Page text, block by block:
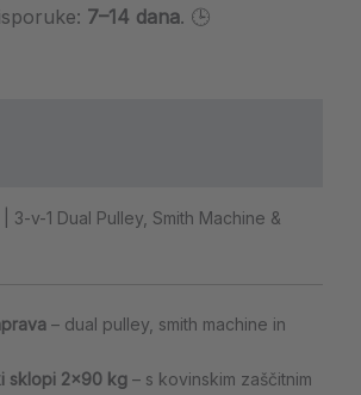
7–14 dana. 🕒
3-v-1 Dual Pulley, Smith Machine &
– dual pulley, smith machine in
sklopi 2×90 kg – s kovinskim zaščitnim